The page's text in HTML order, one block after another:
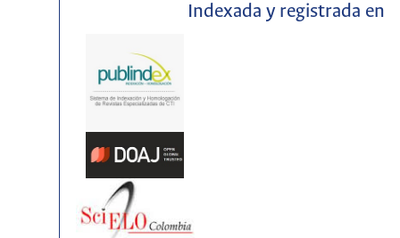
Indexada y registrada en